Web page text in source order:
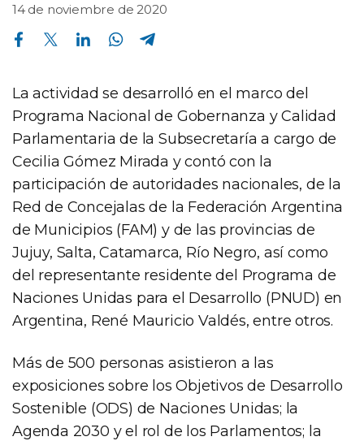
14 de noviembre de 2020
Compartir en Facebook Compartir en Twitter Compartir en Linkedin Compartir en Whatsapp
La actividad se desarrolló en el marco del
Programa Nacional de Gobernanza y Calidad
Parlamentaria de la Subsecretaría a cargo de
Cecilia Gómez Mirada y contó con la
participación de autoridades nacionales, de la
Red de Concejalas de la Federación Argentina
de Municipios (FAM) y de las provincias de
Jujuy, Salta, Catamarca, Río Negro, así como
del representante residente del Programa de
Naciones Unidas para el Desarrollo (PNUD) en
Argentina, René Mauricio Valdés, entre otros.
Más de 500 personas asistieron a las
exposiciones sobre los Objetivos de Desarrollo
Sostenible (ODS) de Naciones Unidas; la
Agenda 2030 y el rol de los Parlamentos; la